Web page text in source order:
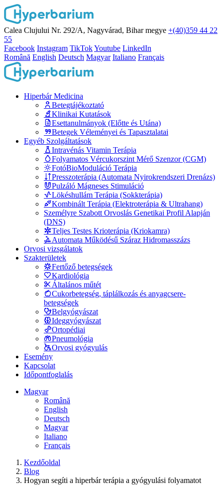
Calea Clujului Nr. 292/A, Nagyvárad, Bihar megye +(40)359 44 22
55
Facebook Instagram TikTokYoutube LinkedIn
Română English Deutsch Magyar Italiano Français
Hiperbár Medicina
Betegtájékoztató
Klinikai Kutatások
Esettanulmányok (Előtte és Utána)
Betegek Véleményei és Tapasztalatai
Egyéb Szolgáltatások
Intravénás Vitamin Terápia
Folyamatos Vércukorszint Mérő Szenzor (CGM)
FotóBioModuláció Terápia
Presszoterápia (Automata Nyirokrendszeri Drenázs)
Pulzáló Mágneses Stimuláció
Lökéshullám Terápia (Sokkterápia)
Kombinált Terápia (Elektroterápia & Ultrahang)
Személyre Szabott Orvoslás Genetikai Profil Alapján
(DNS)
Teljes Testes Krioterápia (Kriokamra)
Automata Működésű Száraz Hidromasszázs
Orvosi vizsgálatok
Szakterületek
Fertőző betegségek
Kardiológia
Általános műtét
Cukorbetegség, táplálkozás és anyagcsere-
betegségek
Belgyógyászat
Ideggyógyászat
Ortopédiai
Pneumológia
Orvosi gyógyulás
Esemény
Kapcsolat
Időpontfoglalás
Magyar
Română
English
Deutsch
Magyar
Italiano
Français
Kezdőoldal
Blog
Hogyan segíti a hiperbár terápia a gyógyulási folyamatot